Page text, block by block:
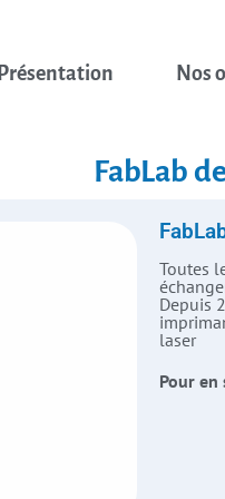
Présentation Nos
FabLab
Toutes
Depuis
laser
Pour